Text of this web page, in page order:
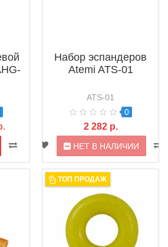
Набор эспандеров
Atemi ATS-01
ATS-01
0
2 282 р.
НЕТ В НАЛИЧИИ
ТОП ПРОДАЖ